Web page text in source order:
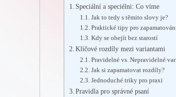
Speciální a speciélni: Co víme
Jak to tedy s těmito slovy je?
Praktické tipy pro
Kdy se obejít bez starostí
Klíčové rozdíly mezi variantami
Pravidelné vs. Nepravidelné
Jak si zapamatovat rozdíly?
Jednoduché triky pro praxi
Pravidla pro správné psaní